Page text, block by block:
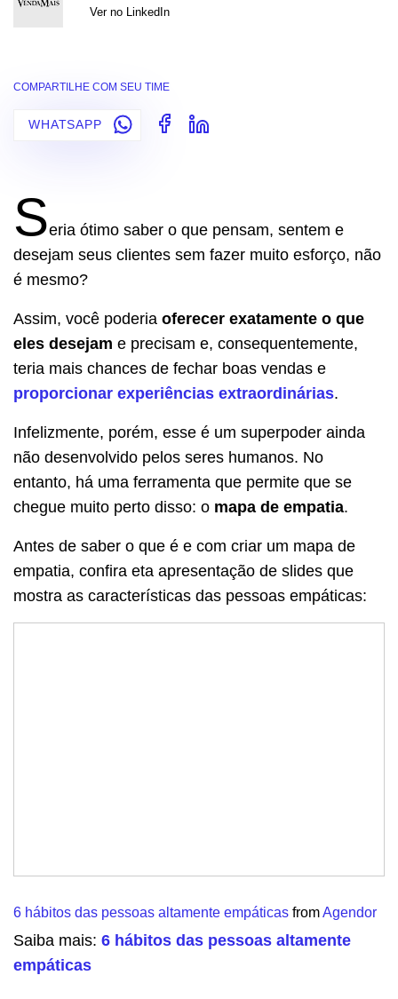
Ver no LinkedIn
COMPARTILHE COM SEU TIME
WHATSAPP
Seria ótimo saber o que pensam, sentem e
desejam seus clientes sem fazer muito esforço, não
é mesmo?
Assim, você poderia oferecer exatamente o que
eles desejam e precisam e, consequentemente,
teria mais chances de fechar boas vendas e
proporcionar experiências extraordinárias.
Infelizmente, porém, esse é um superpoder ainda
não desenvolvido pelos seres humanos. No
entanto, há uma ferramenta que permite que se
chegue muito perto disso: o mapa de empatia.
Antes de saber o que é e com criar um mapa de
empatia, confira eta apresentação de slides que
mostra as características das pessoas empáticas:
6 hábitos das pessoas altamente empáticas fromAgendor
Saiba mais: 6 hábitos das pessoas altamente
empáticas